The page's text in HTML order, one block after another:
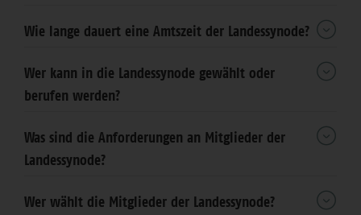
Wie lange dauert eine Amtszeit der Landessynode?
Wer kann in die Landessynode gewählt oder
berufen werden?
Was sind die Anforderungen an Mitglieder der
Landessynode?
Wer wählt die Mitglieder der Landessynode?